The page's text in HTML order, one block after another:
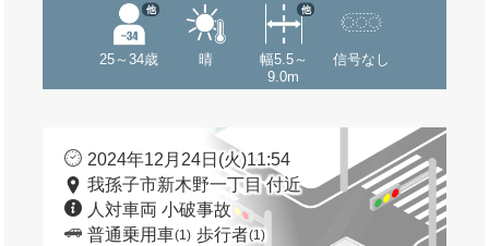
25～34歳
他
晴
幅5.5～
9.0m
他
信号なし
2024年12月24日(火)11:54
我孫子市新木野一丁目 付近
人対車両 小破事故
普通乗用車(1) 歩行者(1)